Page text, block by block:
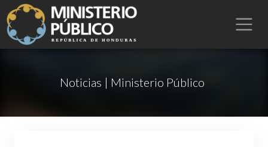
Noticias | Ministerio Público